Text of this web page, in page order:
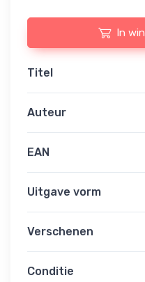
In
Titel
Auteur
EAN
Uitgave vorm
Verschenen
Conditie